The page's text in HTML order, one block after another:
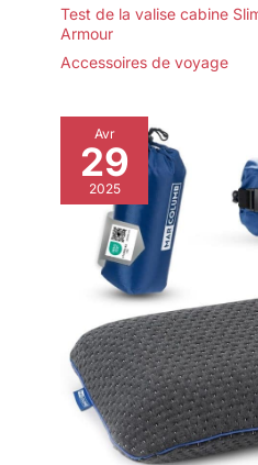
Test de la valise cabine
Armour
Accessoires de voyage
Avr
29
2025